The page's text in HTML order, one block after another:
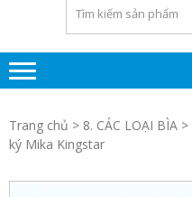
Trang chủ > 8. CÁC LOẠI BÌA >
ký Mika Kingstar